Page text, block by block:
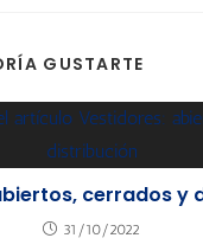
GUSTARTE
cerrados y
31/10/2022